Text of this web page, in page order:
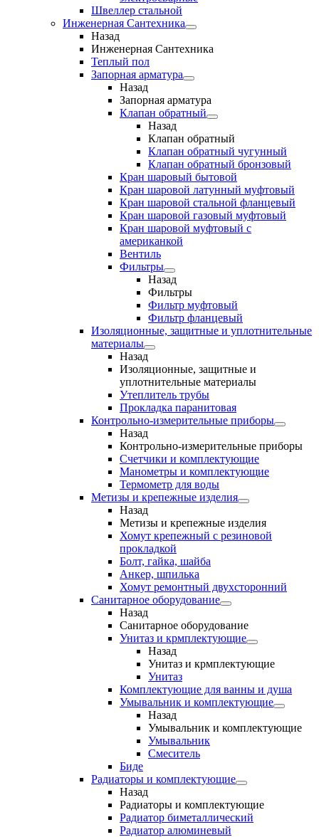
Швеллер стальной
Инженерная Сантехника
Назад
Инженерная Сантехника
Теплый пол
Запорная арматура
Назад
Запорная арматура
Клапан обратный
Назад
Клапан обратный
Клапан обратный чугунный
Клапан обратный бронзовый
Кран шаровый бытовой
Кран шаровой латунный муфтовый
Кран шаровой стальной фланцевый
Кран шаровой газовый муфтовый
Кран шаровой муфтовый с
американкой
Вентиль
Фильтры
Назад
Фильтры
Фильтр муфтовый
Фильтр фланцевый
Изоляционные, защитные и уплотнительные
материалы
Назад
Изоляционные, защитные и
уплотнительные материалы
Утеплитель трубы
Прокладка паранитовая
Контрольно-измерительные приборы
Назад
Контрольно-измерительные приборы
Счетчики и комплектующие
Манометры и комплектующие
Термометр для воды
Метизы и крепежные изделия
Назад
Метизы и крепежные изделия
Хомут крепежный с резиновой
прокладкой
Болт, гайка, шайба
Анкер, шпилька
Хомут ремонтный двухсторонний
Санитарное оборудование
Назад
Санитарное оборудование
Унитаз и крмплектующие
Назад
Унитаз и крмплектующие
Унитаз
Комплектующие для ванны и душа
Умывальник и комплектующие
Назад
Умывальник и комплектующие
Умывальник
Смеситель
Биде
Радиаторы и комплектующие
Назад
Радиаторы и комплектующие
Радиатор биметаллический
Радиатор алюминевый